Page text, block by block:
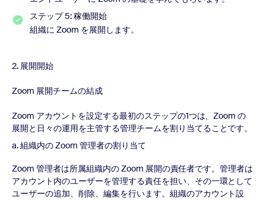
ステップ 5: 稼働開始
組織に Zoom を展開します。
2. 展開開始
Zoom 展開チームの結成
Zoom アカウントを設定する最初のステップの1つは、Zoom の
展開と日々の運用を主管する管理チームを割り当てることです。
a. 組織内の Zoom 管理者の割り当て
Zoom 管理者は所属組織内の Zoom 展開の責任者です。管理者は
アカウント内のユーザーを管理する責任を担い、その一環として
ユーザーの追加、削除、編集を行います。組織のアカウント設